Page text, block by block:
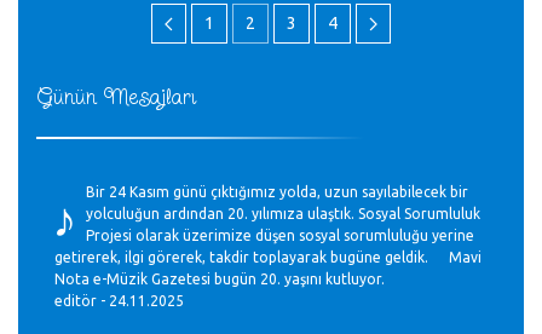
Günün Mesajları
♪
Bir 24 Kasım günü çıktığımız yolda, uzun sayılabilecek bir
yolculuğun ardından 20. yılımıza ulaştık. Sosyal Sorumluluk
Projesi olarak üzerimize düşen sosyal sorumluluğu yerine
getirerek, ilgi görerek, takdir toplayarak bugüne geldik. Mavi
Nota e-Müzik Gazetesi bugün 20. yaşını kutluyor.
editör - 24.11.2025
1 2 3 4